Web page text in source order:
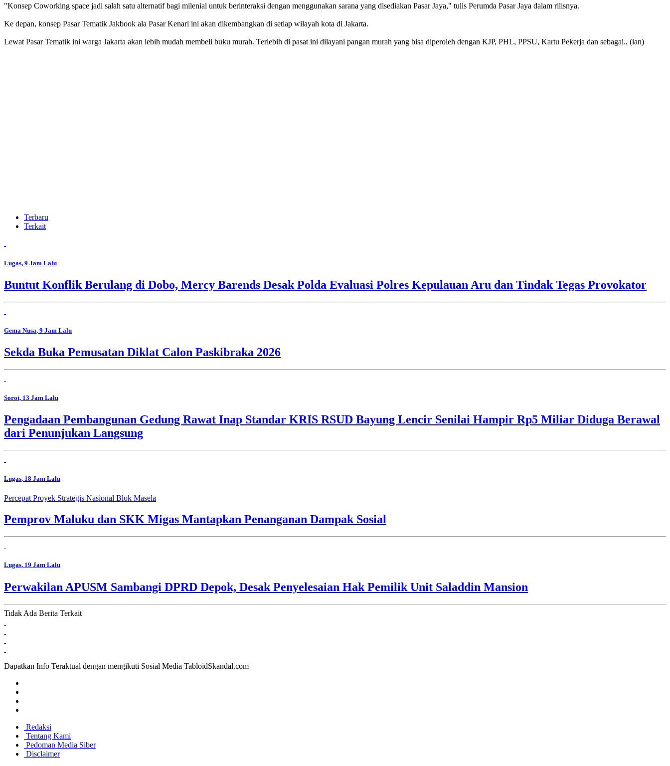
"Konsep Coworking space jadi salah satu alternatif bagi milenial untuk berinteraksi dengan menggunakan sarana yang disediakan Pasar Jaya," tulis Perumda Pasar Jaya dalam rilisnya.
Ke depan, konsep Pasar Tematik Jakbook ala Pasar Kenari ini akan dikembangkan di setiap wilayah kota di Jakarta.
Lewat Pasar Tematik ini warga Jakarta akan lebih mudah membeli buku murah. Terlebih di pasat ini dilayani pangan murah yang bisa diperoleh dengan KJP, PHL, PPSU, Kartu Pekerja dan sebagai., (ian)
Terbaru
Terkait
Lugas, 9 Jam Lalu
Buntut Konflik Berulang di Dobo, Mercy Barends Desak Polda Evaluasi Polres Kepulauan Aru dan Tindak Tegas Provokator
Gema Nusa, 9 Jam Lalu
Sekda Buka Pemusatan Diklat Calon Paskibraka 2026
Sorot, 13 Jam Lalu
Pengadaan Pembangunan Gedung Rawat Inap Standar KRIS RSUD Bayung Lencir Senilai Hampir Rp5 Miliar Diduga Berawal
dari Penunjukan Langsung
Lugas, 18 Jam Lalu
Percepat Proyek Strategis Nasional Blok Masela
Pemprov Maluku dan SKK Migas Mantapkan Penanganan Dampak Sosial
Lugas, 19 Jam Lalu
Perwakilan APUSM Sambangi DPRD Depok, Desak Penyelesaian Hak Pemilik Unit Saladdin Mansion
Tidak Ada Berita Terkait
Dapatkan Info Teraktual dengan mengikuti Sosial Media TabloidSkandal.com
Redaksi
Tentang Kami
Pedoman Media Siber
Disclaimer